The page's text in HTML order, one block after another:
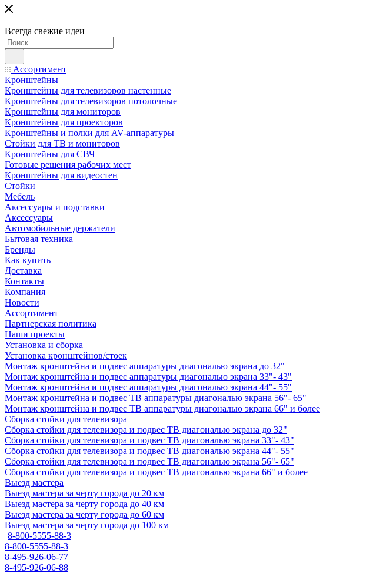
Всегда свежие идеи
Ассортимент
Кронштейны
Кронштейны для телевизоров настенные
Кронштейны для телевизоров потолочные
Кронштейны для мониторов
Кронштейны для проекторов
Кронштейны и полки для AV-аппаратуры
Стойки для ТВ и мониторов
Кронштейны для СВЧ
Готовые решения рабочих мест
Кронштейны для видеостен
Стойки
Мебель
Аксессуары и подставки
Аксессуары
Автомобильные держатели
Бытовая техника
Бренды
Как купить
Доставка
Контакты
Компания
Новости
Ассортимент
Партнерская политика
Наши проекты
Установка и сборка
Установка кронштейнов/стоек
Монтаж кронштейна и подвес аппаратуры диагональю экрана до 32"
Монтаж кронштейна и подвес аппаратуры диагональю экрана 33"- 43"
Монтаж кронштейна и подвес аппаратуры диагональю экрана 44"- 55"
Монтаж кронштейна и подвес ТВ аппаратуры диагональю экрана 56"- 65"
Монтаж кронштейна и подвес ТВ аппаратуры диагональю экрана 66" и более
Сборка стойки для телевизора
Сборка стойки для телевизора и подвес ТВ диагональю экрана до 32"
Сборка стойки для телевизора и подвес ТВ диагональю экрана 33"- 43"
Сборка стойки для телевизора и подвес ТВ диагональю экрана 44"- 55"
Сборка стойки для телевизора и подвес ТВ диагональю экрана 56"- 65"
Сборка стойки для телевизора и подвес ТВ диагональю экрана 66" и более
Выезд мастера
Выезд мастера за черту города до 20 км
Выезд мастера за черту города до 40 км
Выезд мастера за черту города до 60 км
Выезд мастера за черту города до 100 км
8-800-5555-88-3
8-800-5555-88-3
8-495-926-06-77
8-495-926-06-88